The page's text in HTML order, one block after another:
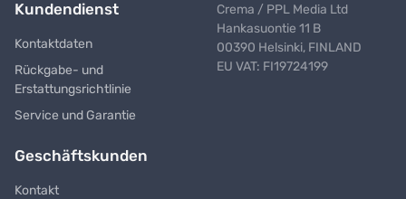
Kundendienst
Kontaktdaten
Rückgabe- und
Erstattungsrichtlinie
Service und Garantie
Geschäftskunden
Kontakt
Crema / PPL Media Ltd
Hankasuontie 11 B
00390 Helsinki, FINLAND
EU VAT: FI19724199